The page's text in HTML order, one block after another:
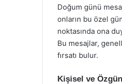
Doğum günü
onların bu özel
noktasında ona
Bu mesajlar,
fırsatı bulur.
Kişisel ve